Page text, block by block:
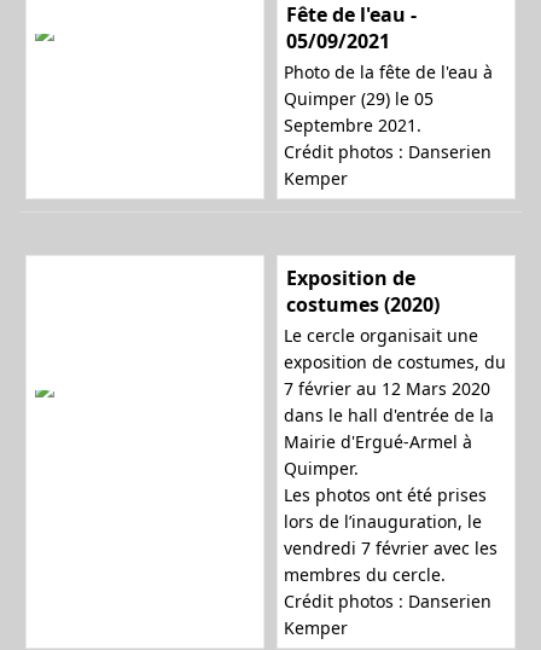
a
Fête de l'eau -
05/09/2021
Photo de la fête de l'eau à
Quimper (29) le 05
Septembre 2021.
Crédit photos : Danserien
Kemper
Exposition de
costumes (2020)
Le cercle organisait une
exposition de costumes, du
7 février au 12 Mars 2020
dans le hall d'entrée de la
Mairie d'Ergué-Armel à
Quimper.
Les photos ont été prises
lors de l’inauguration, le
vendredi 7 février avec les
membres du cercle.
Crédit photos : Danserien
Kemper